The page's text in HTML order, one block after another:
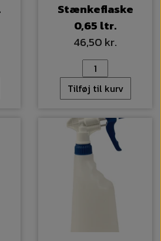
Stænkeflaske
0,65 ltr.
46,50 kr.
Tilføj til kurv